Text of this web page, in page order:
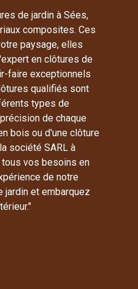
de jardin à Sées,
composites. Ces
paysage, elles
en clôtures de
faire exceptionnels
qualifiés sont
types de
de chaque
bois ou d'une clôture
société SARL à
vos besoins en
de notre
et embarquez